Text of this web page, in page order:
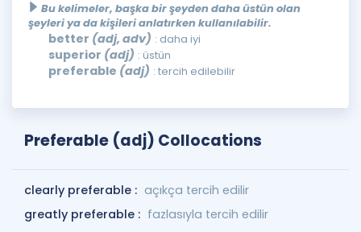
Bu kelimeler, başka bir şeyden daha üstün olan
şeyleri ya da kişileri anlatırken kullanılabilir.
better (adj, adv) : daha iyi
superior (adj) : üstün
preferable (adj) : tercih edilebilir
Preferable (adj) Collocations
clearly preferable : açıkça tercih edilir
greatly preferable : fazlasıyla tercih edilir